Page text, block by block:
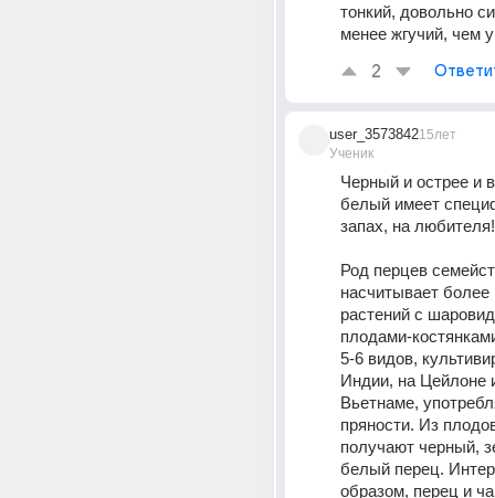
тонкий, довольно
менее жгучий, чем
2
user_3573842
Ученик
15лет
Черный и острее и
белый имеет
запах, на
Род перцев
насчитывает более
растений с
плодами-
5-6 видов,
Индии, на Цейлоне
Вьетнаме,
пряности. Из
получают черный,
белый перец.
образом, перец и